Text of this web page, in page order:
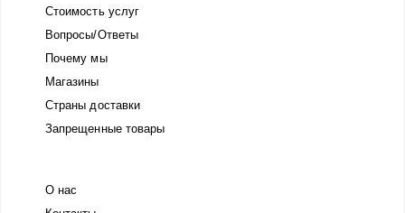
Стоимость услуг
Вопросы/Ответы
Почему мы
Магазины
Страны доставки
Запрещенные товары
О нас